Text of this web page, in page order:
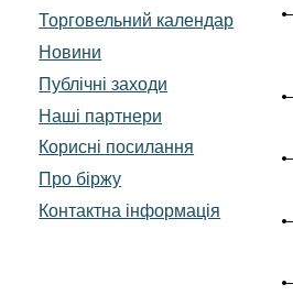
Торговельний календар
Новини
Публічні заходи
Наші партнери
Корисні посилання
Про біржу
Контактна інформація